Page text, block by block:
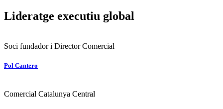
Lideratge executiu global
Soci fundador i Director Comercial
Pol Cantero
Comercial Catalunya Central